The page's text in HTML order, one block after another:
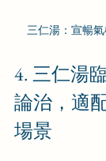
三仁湯：宣暢
4. 三仁湯
論治，適
場景